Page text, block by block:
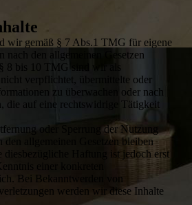
wir gemäß § 7 Abs.1 TMG für eigene
nach den allgemeinen Gesetzen
8 bis 10 TMG sind wir als
verpflichtet, übermittelte oder
zu überwachen oder nach
die auf eine rechtswidrige Tätigkeit
oder Sperrung der Nutzung
allgemeinen Gesetzen bleiben
Haftung ist jedoch erst
einer konkreten
Bei Bekanntwerden von
werden wir diese Inhalte